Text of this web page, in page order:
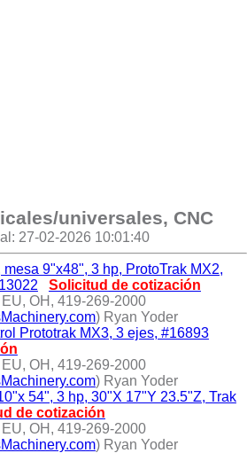
universales, CNC
27-02-2026 10:01:40
9"x48", 3 hp, ProtoTrak MX2,
Solicitud de cotización
OH, 419-269-2000
) Ryan Yoder
Prototrak MX3, 3 ejes, #16893
OH, 419-269-2000
) Ryan Yoder
54", 3 hp, 30"X 17"Y 23.5"Z, Trak
de cotización
OH, 419-269-2000
) Ryan Yoder